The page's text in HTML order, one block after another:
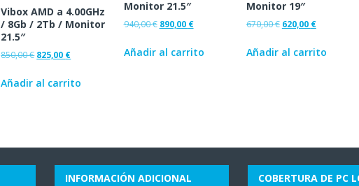
Vibox AMD a 4.00GHz
/ 8Gb / 2Tb / Monitor
21.5″
850,00€ 825,00 €
Añadir al carrito
Monitor 21.5″
940,00€ 890,00 €
Añadir al carrito
Monitor 19″
670,00€ 620,00 €
Añadir al carrito
INFORMACIÓN ADICIONAL COBERTURA DE PC